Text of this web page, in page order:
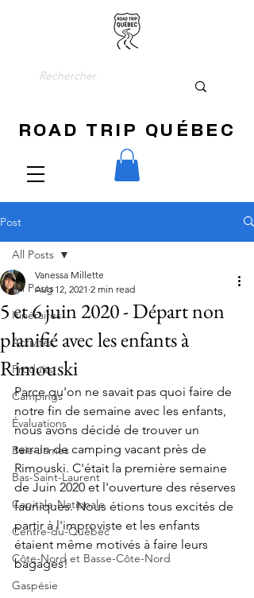
ROAD TRIP QUÉBEC
Post
All Posts
Itinéraires
Activités
Produits
Campings
Évaluations
Baie-James
Bas-Saint-Laurent
Capitale-Nationale
Centre-du-Québec
Côte-Nord et Basse-Côte-Nord
Gaspésie
All Posts
5 et 6 juin 2020 - Départ non
planifié avec les enfants à
Rimouski
Vanessa Millette
Aug 12, 2021 2 min read
Parce qu'on ne savait pas quoi faire de
notre fin de semaine avec les enfants,
nous avons décidé de trouver un
terrain de camping vacant près de
Rimouski. C'était la première semaine
de Juin 2020 et l'ouverture des réserves
fauniques. Nous étions tous excités de
partir à l'improviste et les enfants
étaient même motivés à faire leurs
bagages!